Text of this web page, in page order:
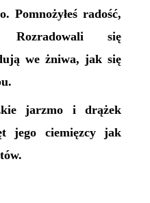
Pomnożyłeś radość,
Rozradowali się
we żniwa, jak się
jarzmo i drążek
jego ciemięzcy jak